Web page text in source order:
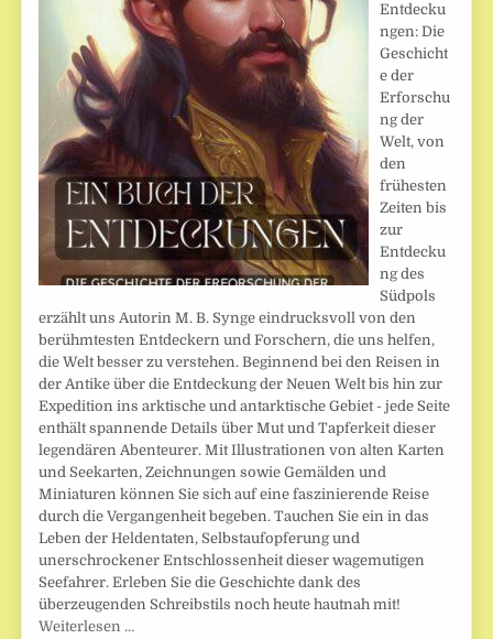
Entdecku
ngen: Die
Geschicht
e der
Erforschu
ng der
Welt, von
den
frühesten
Zeiten bis
zur
Entdecku
ng des
Südpols
erzählt uns Autorin M. B. Synge eindrucksvoll von den
berühmtesten Entdeckern und Forschern, die uns helfen,
die Welt besser zu verstehen. Beginnend bei den Reisen in
der Antike über die Entdeckung der Neuen Welt bis hin zur
Expedition ins arktische und antarktische Gebiet - jede Seite
enthält spannende Details über Mut und Tapferkeit dieser
legendären Abenteurer. Mit Illustrationen von alten Karten
und Seekarten, Zeichnungen sowie Gemälden und
Miniaturen können Sie sich auf eine faszinierende Reise
durch die Vergangenheit begeben. Tauchen Sie ein in das
Leben der Heldentaten, Selbstaufopferung und
unerschrockener Entschlossenheit dieser wagemutigen
Seefahrer. Erleben Sie die Geschichte dank des
überzeugenden Schreibstils noch heute hautnah mit!
Weiterlesen …